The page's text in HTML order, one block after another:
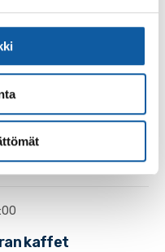
klinikka:
kaffet